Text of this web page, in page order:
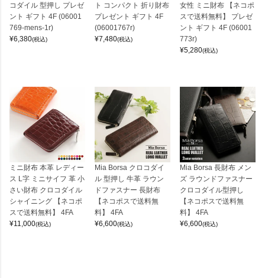
コダイル 型押し プレゼ
ント ギフト 4F (06001
769-mens-1r)
¥6,380(税込)
ト コンパクト 折り財布
プレゼント ギフト 4F
(06001767r)
¥7,480(税込)
女性 ミニ財布 【ネコポ
スで送料無料】 プレゼ
ント ギフト 4F (06001
773r)
¥5,280(税込)
ミニ財布 本革 レディー
ス L字 ミニサイフ 革 小
さい財布 クロコダイル
シャイニング 【ネコポ
スで送料無料】 4FA
¥11,000(税込)
Mia Borsa クロコダイ
ル 型押し 牛革 ラウン
ドファスナー 長財布
【ネコポスで送料無
料】 4FA
¥6,600(税込)
Mia Borsa 長財布 メン
ズ ラウンドファスナー
クロコダイル型押し
【ネコポスで送料無
料】 4FA
¥6,600(税込)